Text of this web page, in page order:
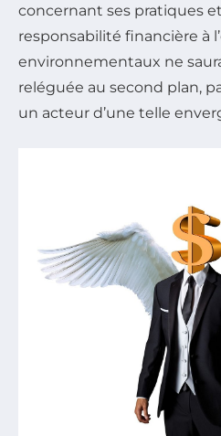
concernant ses pratiques
responsabilité financière à
environnementaux ne
reléguée au second plan,
un acteur d’une telle